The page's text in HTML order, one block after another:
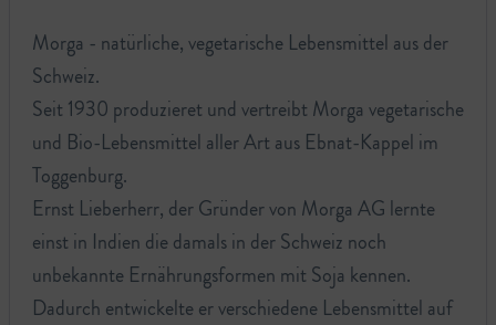
Morga - natürliche, vegetarische Lebensmittel aus der
Schweiz.
Seit 1930 produzieret und vertreibt Morga vegetarische
und Bio-Lebensmittel aller Art aus Ebnat-Kappel im
Toggenburg.
Ernst Lieberherr, der Gründer von Morga AG lernte
einst in Indien die damals in der Schweiz noch
unbekannte Ernährungsformen mit Soja kennen.
Dadurch entwickelte er verschiedene Lebensmittel auf